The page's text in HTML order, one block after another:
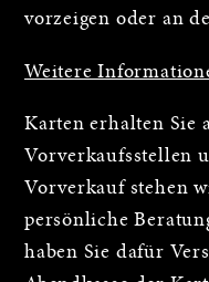
vorzeigen oder an
Weitere
Karten erhalten Sie
Vorverkaufsstellen
Vorverkauf stehen
persönliche
haben Sie dafür